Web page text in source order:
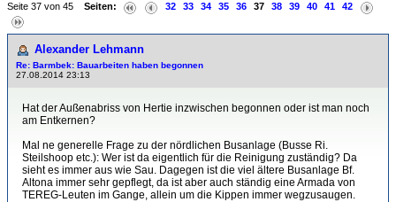
Seite 37 von 45 Seiten: 32 33 34 35 36 37 38 39 40 41 42
Alexander Lehmann
Re: Barmbek: Bauarbeiten haben begonnen
27.08.2014 23:13
Hat der Außenabriss von Hertie inzwischen begonnen oder ist man noch
am Entkernen?
Mal ne generelle Frage zu der nördlichen Busanlage (Busse Ri.
Steilshoop etc.): Wer ist da eigentlich für die Reinigung zuständig? Da
sieht es immer aus wie Sau. Dagegen ist die viel ältere Busanlage Bf.
Altona immer sehr gepflegt, da ist aber auch ständig eine Armada von
TEREG-Leuten im Gange, allein um die Kippen immer wegzusaugen.